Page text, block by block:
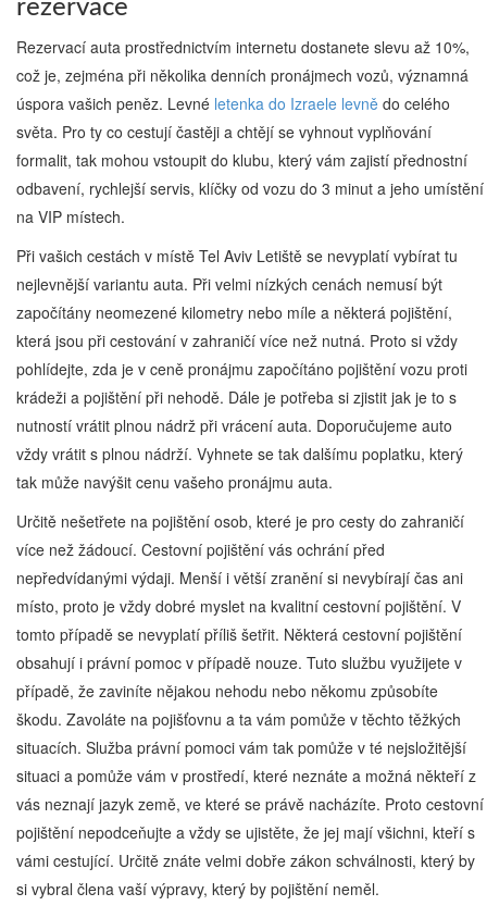
rezervace
Rezervací auta prostřednictvím internetu dostanete slevu až 10%,
což je, zejména při několika denních pronájmech vozů, významná
úspora vašich peněz. Levné letenka do Izraele levně do celého
světa. Pro ty co cestují častěji a chtějí se vyhnout vyplňování
formalit, tak mohou vstoupit do klubu, který vám zajistí přednostní
odbavení, rychlejší servis, klíčky od vozu do 3 minut a jeho umístění
na VIP místech.
Při vašich cestách v místě Tel Aviv Letiště se nevyplatí vybírat tu
nejlevnější variantu auta. Při velmi nízkých cenách nemusí být
započítány neomezené kilometry nebo míle a některá pojištění,
která jsou při cestování v zahraničí více než nutná. Proto si vždy
pohlídejte, zda je v ceně pronájmu započítáno pojištění vozu proti
krádeži a pojištění při nehodě. Dále je potřeba si zjistit jak je to s
nutností vrátit plnou nádrž při vrácení auta. Doporučujeme auto
vždy vrátit s plnou nádrží. Vyhnete se tak dalšímu poplatku, který
tak může navýšit cenu vašeho pronájmu auta.
Určitě nešetřete na pojištění osob, které je pro cesty do zahraničí
více než žádoucí. Cestovní pojištění vás ochrání před
nepředvídanými výdaji. Menší i větší zranění si nevybírají čas ani
místo, proto je vždy dobré myslet na kvalitní cestovní pojištění. V
tomto případě se nevyplatí příliš šetřit. Některá cestovní pojištění
obsahují i právní pomoc v případě nouze. Tuto službu využijete v
případě, že zaviníte nějakou nehodu nebo někomu způsobíte
škodu. Zavoláte na pojišťovnu a ta vám pomůže v těchto těžkých
situacích. Služba právní pomoci vám tak pomůže v té nejsložitější
situaci a pomůže vám v prostředí, které neznáte a možná někteří z
vás neznají jazyk země, ve které se právě nacházíte. Proto cestovní
pojištění nepodceňujte a vždy se ujistěte, že jej mají všichni, kteří s
vámi cestující. Určitě znáte velmi dobře zákon schválnosti, který by
si vybral člena vaší výpravy, který by pojištění neměl.